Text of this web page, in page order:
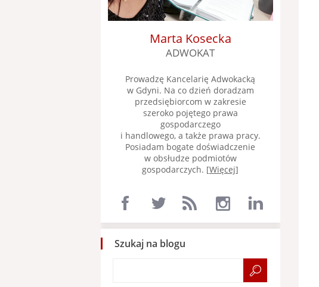
Marta Kosecka
ADWOKAT
Prowadzę Kancelarię Adwokacką
w Gdyni. Na co dzień doradzam
przedsiębiorcom w zakresie
szeroko pojętego prawa
gospodarczego
i handlowego, a także prawa pracy.
Posiadam bogate doświadczenie
w obsłudze podmiotów
gospodarczych. [Więcej]
Szukaj na blogu